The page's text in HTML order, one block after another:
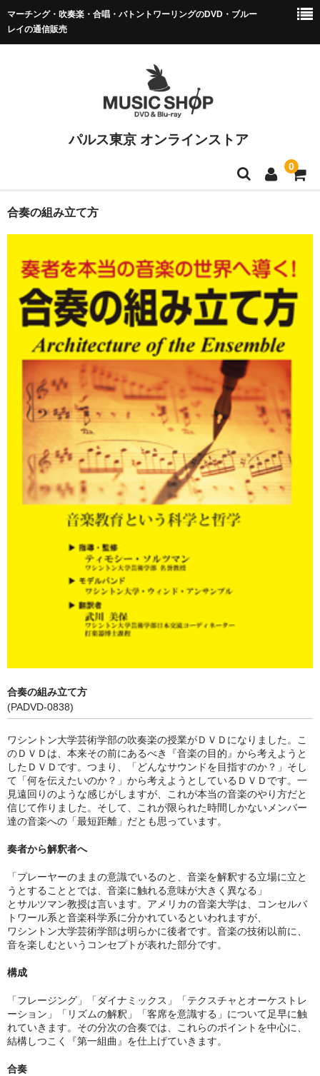
マーチング・吹奏楽・合唱・バトントワーリングのDVD・ブルー
レイの通信販売
パルス東京 オンラインストア
0
マーチング DVD/BD
小学校バンドフェス
マーチング全国大会
マーチンググランプリ
有名マーチングバンド特集
マーチング指導法
吹奏楽 DVD/BD
指導・クリニック DVD/BD
バトン・フリー音源 CD/DVD
カスタム商品
合奏の組み立て方
合奏の組み立て方
(PADVD-0838)
ワシントン大学芸術学部の吹奏楽の授業がＤＶＤになりました。こ
のＤＶＤは、本来その前にあるべき『音楽の目的』から考えようと
したＤＶＤです。つまり、「どんなサウンドを目指すのか？」そし
て「何を伝えたいのか？」から考えようとしているＤＶＤです。一
見遠回りのような感じがしますが、これが本当の音楽のやり方だと
信じて作りました。そして、これが限られた時間しかないメンバー
達の音楽への「最短距離」だとも思っています。
奏者から解釈者へ
「プレーヤーのままの意識でいるのと、音楽を解釈する立場に立と
うとすることとでは、音楽に触れる意味が大きく異なる」
とサルツマン教授は言います。アメリカの音楽大学は、コンセルバ
トワール系と音楽科学系に分かれているといわれますが、
ワシントン大学芸術学部は明らかに後者です。音楽の技術以前に、
音を楽しむというコンセプトが表れた部分です。
構成
「フレージング」「ダイナミックス」「テクスチャとオーケストレ
ーション」「リズムの解釈」「客席を意識する」について足早に触
れていきます。その分次の合奏では、これらのポイントを中心に、
結構しつこく『第一組曲』を仕上げていきます。
合奏